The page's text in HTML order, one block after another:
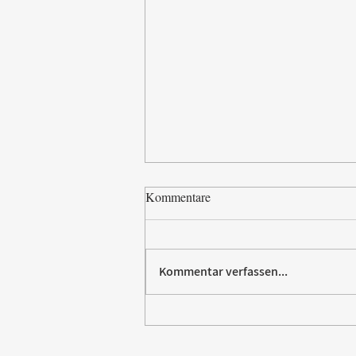
Paw Patrol erobert die
Kommentare
Kommentar verfassen...